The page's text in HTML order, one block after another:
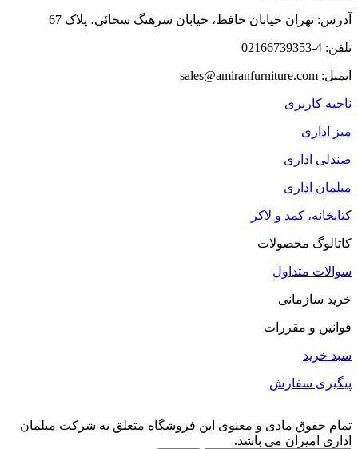
آدرس: تهران خیابان حافظ، خیابان سرهنگ سخائی، پلاک 67
تلفن: 4-02166739353
ایمیل: sales@amiranfurniture.com
ناحیه کاربری
میز اداری
صندلی اداری
مبلمان اداری
کتابخانه، کمد و لاکر
کاتالوگ محصولات
سوالات متداول
خرید سازمانی
قوانین و مقررات
سبد خرید
پیگیری سفارش
تمام حقوق مادی و معنوی این فروشگاه متعلق به شرکت مبلمان
اداری امیران می باشد.